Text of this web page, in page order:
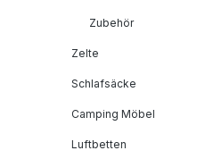
Zubehör
Zelte
Schlafsäcke
Camping Möbel
Luftbetten